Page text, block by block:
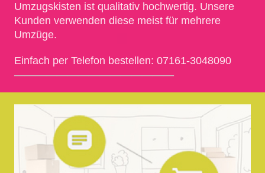
Umzugskisten ist qualitativ hochwertig. Unsere
Kunden verwenden diese meist für mehrere
Umzüge.
Einfach per Telefon bestellen: 07161-3048090
———————————————